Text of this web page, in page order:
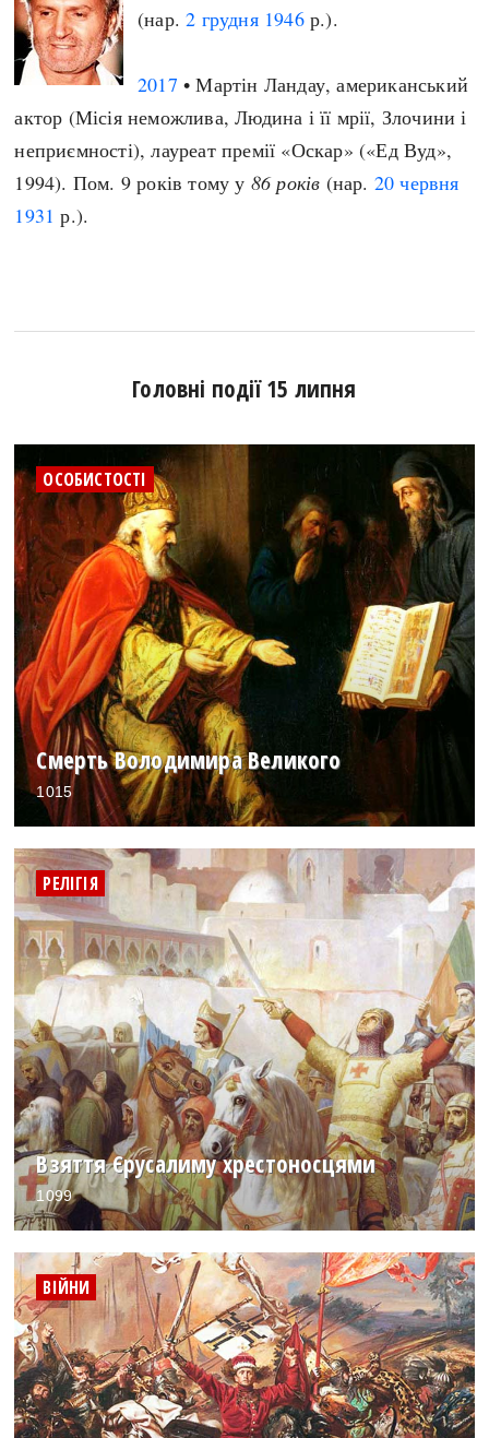
(нар.2 грудня 1946р.).
2017 • Мартін Ландау, американський
актор (Місія неможлива, Людина і її мрії, Злочини і
неприємності), лауреат премії «Оскар» («Ед Вуд»,
1994). Пом. 9 років тому у 86 років (нар. 20 червня
1931 р.).
Головні події 15 липня
ОСОБИСТОСТІ
Смерть Володимира Великого
1015
РЕЛІГІЯ
Взяття Єрусалиму хрестоносцями
1099
ВІЙНИ